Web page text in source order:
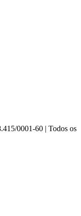
0001-60 | Todos os